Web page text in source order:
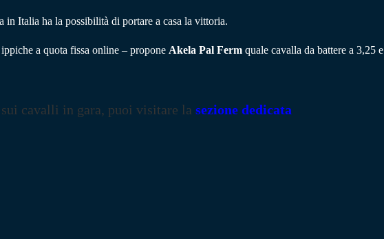
in Italia ha la possibilità di portare a casa la vittoria.
a quota fissa online – propone Akela Pal Ferm quale cavalla da battere a 3,25 e
sui cavalli in gara, puoi visitare la sezione dedicata